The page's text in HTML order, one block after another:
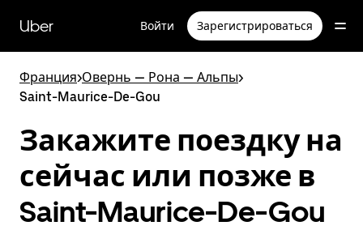
перейти
к
содержимому
Uber Войти Зарегистрироваться
Франция>Овернь — Рона — Альпы>
Saint-Maurice-De-Gou
Закажите поездку на
сейчас или позже в
Saint-Maurice-De-Gou